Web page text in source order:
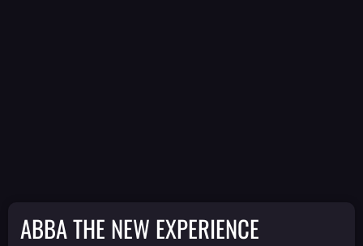
ABBA THE NEW EXPERIENCE